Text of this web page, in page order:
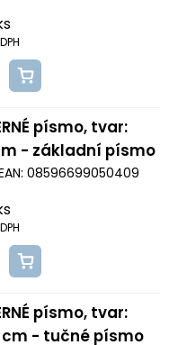
písmo, tvar:
- základní písmo
08596699050409
písmo, tvar:
cm - tučné písmo